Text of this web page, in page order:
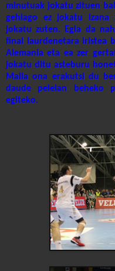
minutuak jokatu zituen
gehiago ez jokatu izana
jokatu zuten. Egia da
final laurdenetara iristea
Alemania eta ea zer
jokatu ditu asteburu
Maila ona erakutsi du
daude peleian beheko
egiteko.